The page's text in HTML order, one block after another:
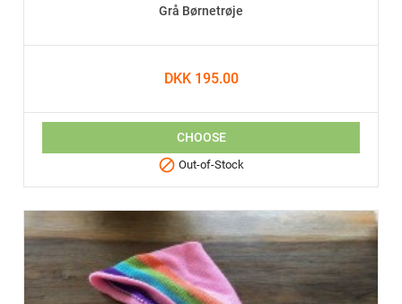
Grå Børnetrøje
DKK 195.00
CHOOSE
 Out-of-Stock